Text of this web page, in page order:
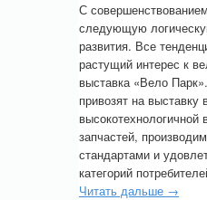
С
следующую
развития. Все
растущий интерес к
выставка «Вело
привозят на
высокотехнологичной
запчастей,
стандартами и
категорий
Читать дальше →